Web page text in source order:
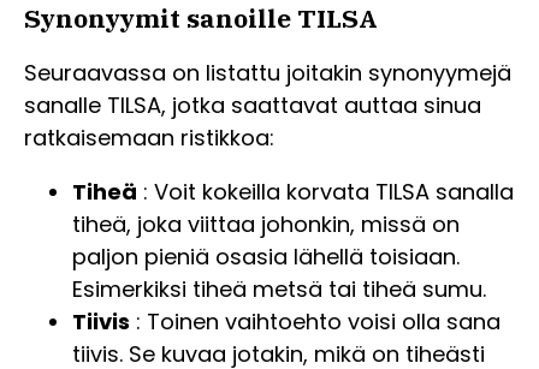
Synonyymit sanoille TILSA
Seuraavassa on listattu joitakin synonyymejä
sanalle TILSA, jotka saattavat auttaa sinua
ratkaisemaan ristikkoa:
Tiheä : Voit kokeilla korvata TILSA sanalla
tiheä, joka viittaa johonkin, missä on
paljon pieniä osasia lähellä toisiaan.
Esimerkiksi tiheä metsä tai tiheä sumu.
Tiivis : Toinen vaihtoehto voisi olla sana
tiivis. Se kuvaa jotakin, mikä on tiheästi